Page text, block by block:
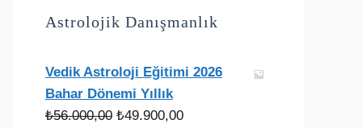
Astrolojik Danışmanlık
Vedik Astroloji Eğitimi 2026
Bahar Dönemi Yıllık
₺56.000,00 Orijinal
₺49.900,00Şu